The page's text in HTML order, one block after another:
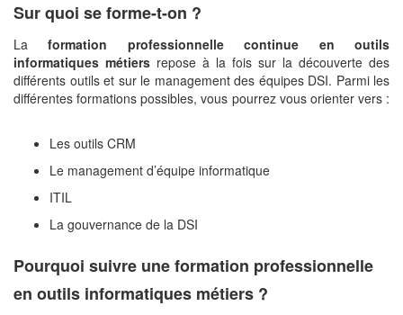
Sur quoi se forme-t-on ?
Laformation professionnelle continue en outils
informatiques métiers repose à la fois sur la découverte des
différents outils et sur le management des équipes DSI. Parmi les
différentes formations possibles, vous pourrez vous orienter vers :
Les outils CRM
Le management d’équipe informatique
ITIL
La gouvernance de la DSI
Pourquoi suivre une formation professionnelle
en outils informatiques métiers ?